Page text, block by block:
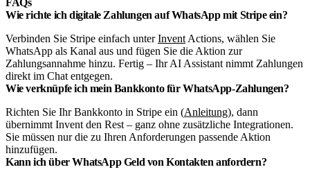
Wie richte ich digitale Zahlungen auf WhatsApp mit Stripe ein?
Verbinden Sie Stripe einfach unterInvent Actions, wählen Sie
WhatsApp als Kanal aus und fügen Sie die Aktion zur
Zahlungsannahme hinzu. Fertig – Ihr AI Assistant nimmt Zahlungen
direkt im Chat entgegen.
Wie verknüpfe ich mein Bankkonto für WhatsApp-Zahlungen?
Richten Sie Ihr Bankkonto in Stripe ein (Anleitung), dann
übernimmt Invent den Rest – ganz ohne zusätzliche Integrationen.
Sie müssen nur die zu Ihren Anforderungen passende Aktion
hinzufügen.
Kann ich über WhatsApp Geld von Kontakten anfordern?